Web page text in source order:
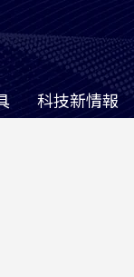
科技新情報